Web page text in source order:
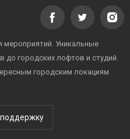
мероприятий. Уникальные
до городских лофтов и студий.
городским локациям